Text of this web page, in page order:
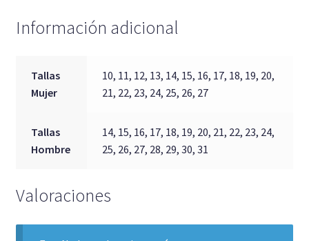
Información adicional
Tallas
Mujer
10, 11, 12, 13, 14, 15, 16, 17, 18, 19, 20,
21, 22, 23, 24, 25, 26, 27
Tallas
Hombre
14, 15, 16, 17, 18, 19, 20, 21, 22, 23, 24,
25, 26, 27, 28, 29, 30, 31
Valoraciones